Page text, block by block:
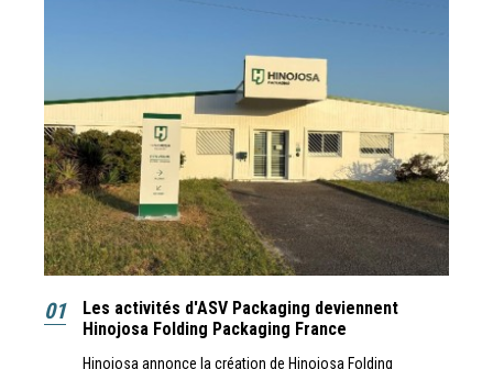
01
Les activités d'ASV Packaging deviennent
Hinojosa Folding Packaging France
Hinojosa annonce la création de Hinojosa Folding